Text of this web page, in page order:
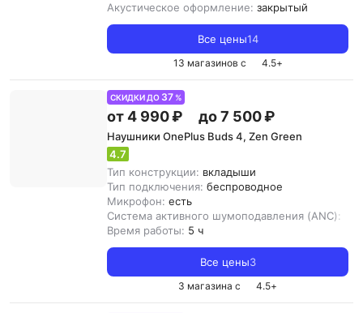
Акустическое оформление: закрытый
Все цены14
13 магазинов с 4.5+
СКИДКИ ДО 37 %
от 4 990 ₽ до 7 500 ₽
Наушники OnePlus Buds 4, Zen Green
4.7
Тип конструкции: вкладыши
Тип подключения: беспроводное
Микрофон: есть
Система активного шумоподавления (ANC):
Время работы: 5 ч
Все цены3
3 магазина с 4.5+